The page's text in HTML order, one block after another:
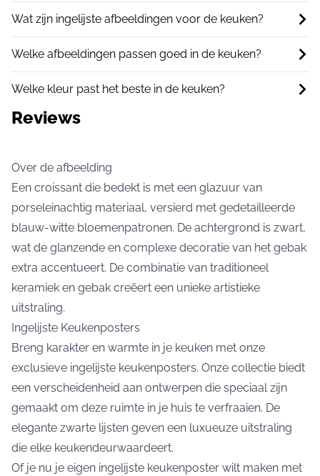
Wat zijn ingelijste afbeeldingen voor de keuken?
Welke afbeeldingen passen goed in de keuken?
Welke kleur past het beste in de keuken?
Reviews
Over de afbeelding
Een croissant die bedekt is met een glazuur van
porseleinachtig materiaal, versierd met gedetailleerde
blauw-witte bloemenpatronen. De achtergrond is zwart,
wat de glanzende en complexe decoratie van het gebak
extra accentueert. De combinatie van traditioneel
keramiek en gebak creëert een unieke artistieke
uitstraling.
Ingelijste Keukenposters
Breng karakter en warmte in je keuken met onze
exclusieve ingelijste keukenposters. Onze collectie biedt
een verscheidenheid aan ontwerpen die speciaal zijn
gemaakt om deze ruimte in je huis te verfraaien. De
elegante zwarte lijsten geven een luxueuze uitstraling
die elke keukendeurwaardeert.
Of je nu je eigen ingelijste keukenposter wilt maken met